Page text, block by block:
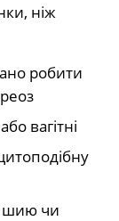
ніж
робити
вагітні
шию чи